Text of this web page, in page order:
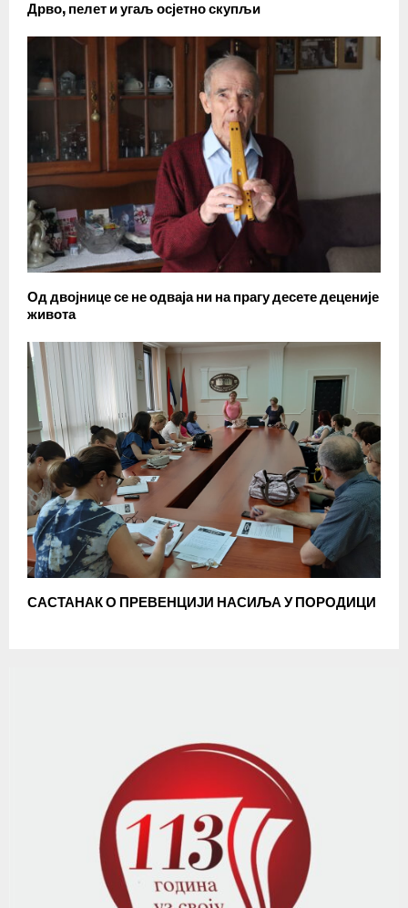
Дрво, пелет и угаљ осјетно скупљи
Од двојнице се не одваја ни на прагу десете деценије
живота
САСТАНАК О ПРЕВЕНЦИЈИ НАСИЉА У ПОРОДИЦИ